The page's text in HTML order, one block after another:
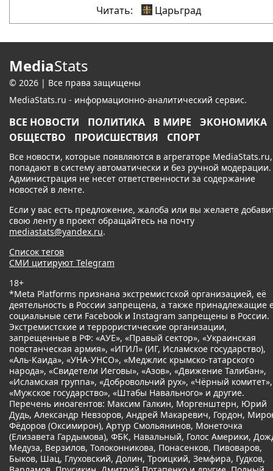
Читать: Царьград
MediaStats
© 2026 | Все права защищены
MediaStats.ru - информационно-аналитический сервис.
ВСЕ НОВОСТИ ПОЛИТИКА В МИРЕ
ЭКОНОМИКА
ОБЩЕСТВО
ПРОИСШЕСТВИЯ СПОРТ
Все новости, которые появляются в агрегаторе MediaStats.ru,
попадают в систему автоматически и без ручной модерации.
Администрация не несет ответственности за содержание
новостей в ленте.
Если у вас есть предложение, жалоба или вы желаете
свою ленту в проект обращайтесь на почту
mediastats@yandex.ru.
Список тегов
СМИ цитируют Telegram
18+
*Meta Platforms признана экстремистской организацией, её
деятельность в России запрещена, а также принадлежащие
социальные сети Facebook и Instagram запрещены в России.
Экстремистские и террористические организации,
запрещенные в РФ: «АУЕ», «Правый сектор», «Украинская
повстанческая армия», «ИГИЛ» (ИГ, Исламское государство),
«Аль-Каида», «УНА-УНСО», «Меджлис крымско-татарского
народа», «Свидетели Иеговы», «Азов», «Движение Талибан»,
«Исламская группа», «Добровольчий рух», «Чёрный комитет»,
«Мужское государство», «Штабы Навального» и другие.
Перечень иноагентов: Максим Галкин, Моргенштерн, Юрий
Дудь, Александр Невзоров, Андрей Макаревич, Гордон,
Фёдоров (Оксимирон), Артур Смольянинов, Монеточка
(Елизавета Гардымова), ФБК, Навальный, Голос Америки,
Медуза, Верзилов, Толоконникова, Понасенков, Пивоваров,
Быков, Шац, Глуховский, Долин, Троицкий, Земфира, Гудков,